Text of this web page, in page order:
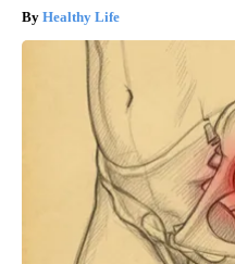
Healthy Life